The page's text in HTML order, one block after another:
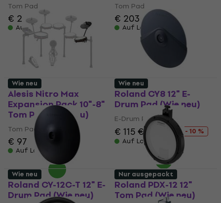
Tom Pad
€ 221
Auf Lager
Tom Pad
€ 203
Auf Lager
Alesis Nitro Max
Expansion Pack 10"-8"
Tom Pad (Wie neu)
Tom Pad
€ 97
Auf Lager
Roland CY8 12" E-
Drum Pad (Wie neu)
E-Drum Pad
€ 115€ 127,71
- 10 %
Auf Lager
Wie neu
Roland CY-12C-T 12" E-
Drum Pad (Wie neu)
Wie neu
Roland PDX-12 12"
Tom Pad (Wie neu)
Wie neu Nur ausgepackt